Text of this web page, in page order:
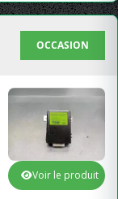
OCCASION
Voir le produit